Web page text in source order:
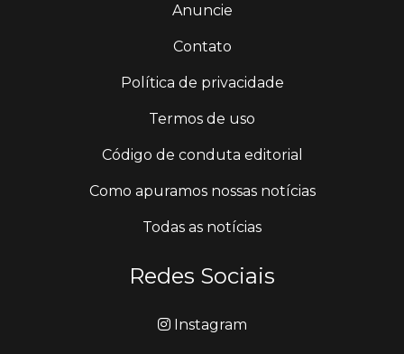
Anuncie
Contato
Política de privacidade
Termos de uso
Código de conduta editorial
Como apuramos nossas notícias
Todas as notícias
Redes Sociais
Instagram